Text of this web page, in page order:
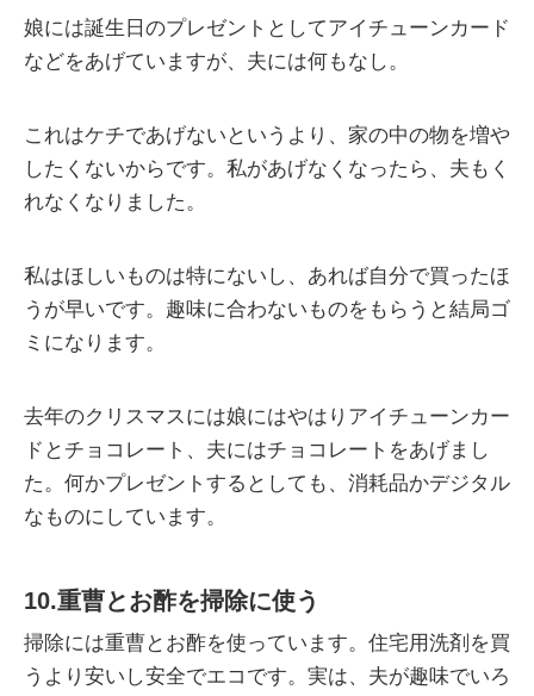
娘には誕生日のプレゼントとしてアイチューンカード
などをあげていますが、夫には何もなし。
これはケチであげないというより、家の中の物を増や
したくないからです。私があげなくなったら、夫もく
れなくなりました。
私はほしいものは特にないし、あれば自分で買ったほ
うが早いです。趣味に合わないものをもらうと結局ゴ
ミになります。
去年のクリスマスには娘にはやはりアイチューンカー
ドとチョコレート、夫にはチョコレートをあげまし
た。何かプレゼントするとしても、消耗品かデジタル
なものにしています。
10.重曹とお酢を掃除に使う
掃除には重曹とお酢を使っています。住宅用洗剤を買
うより安いし安全でエコです。実は、夫が趣味でいろ